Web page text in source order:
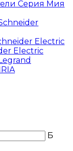
Серия Мия
Electric
Electric
Б